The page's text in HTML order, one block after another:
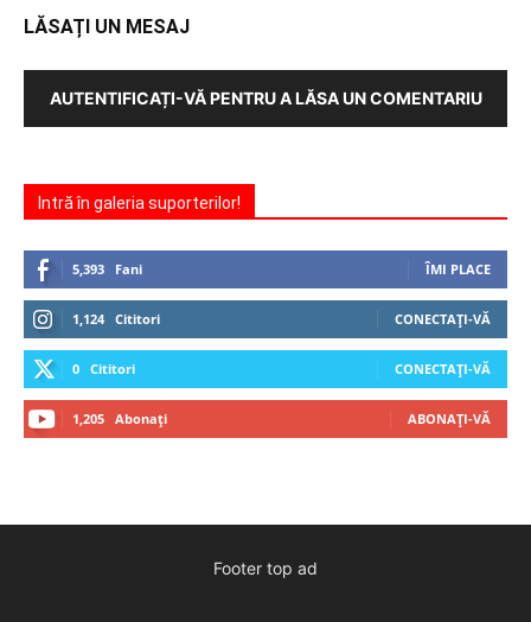
LĂSAȚI UN MESAJ
AUTENTIFICAȚI-VĂ PENTRU A LĂSA UN COMENTARIU
Intră în galeria suporterilor!
5,393 Fani ÎMI PLACE
1,124 Cititori CONECTAȚI-VĂ
0 Cititori CONECTAȚI-VĂ
1,205 Abonați ABONAȚI-VĂ
Footer top ad